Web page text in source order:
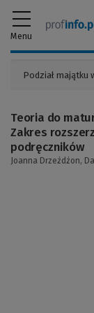
Menu
Teoria do
Zakres
podręczników
Joanna Drzeżdżon,